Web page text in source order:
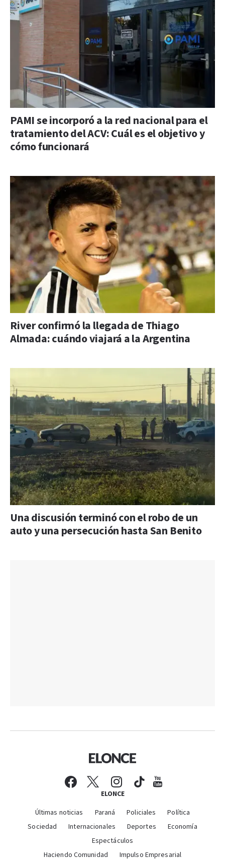
PAMI se incorporó a la red nacional para el
tratamiento del ACV: Cuál es el objetivo y
cómo funcionará
River confirmó la llegada de Thiago
Almada: cuándo viajará a la Argentina
Una discusión terminó con el robo de un
auto y una persecución hasta San Benito
ELONCE
Últimas noticias Paraná Policiales
Política
Sociedad
Internacionales Deportes
Economía
Espectáculos
Haciendo Comunidad
Impulso Empresarial